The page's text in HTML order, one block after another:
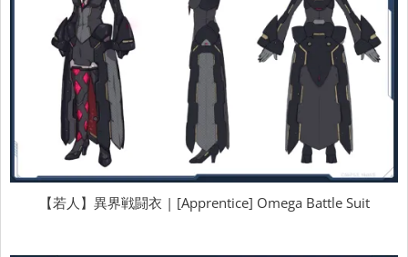
【若人】異界戦闘衣 | [Apprentice] Omega Battle Suit